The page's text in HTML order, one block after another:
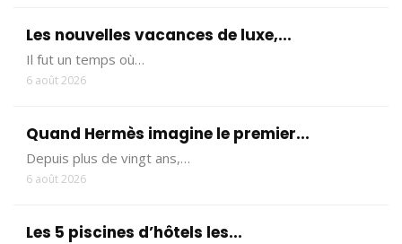
Les nouvelles vacances de luxe,...
Il fut un temps où…
6 août 2026
Quand Hermès imagine le premier...
Depuis plus de vingt ans,…
6 août 2026
Les 5 piscines d’hôtels les...